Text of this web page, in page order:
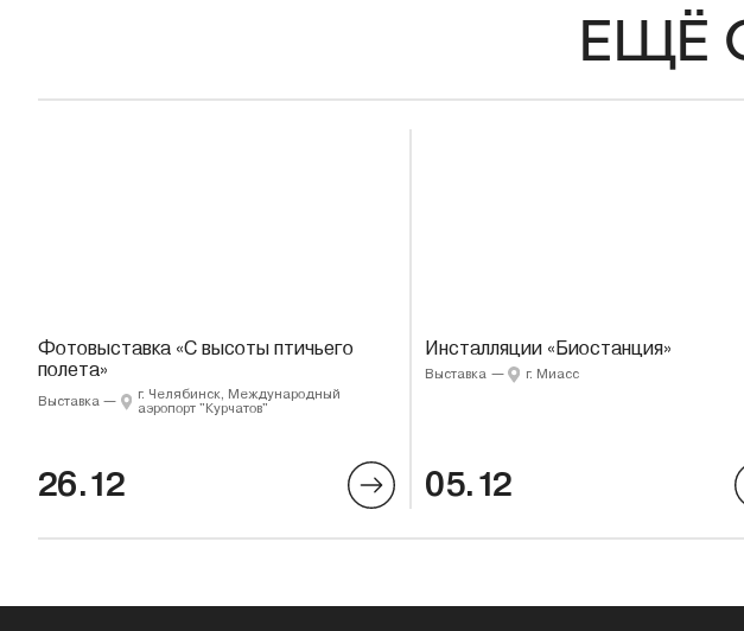
ЕЩЁ
Фотовыставка «С высоты птичьего
полета»
Выставка —
г. Челябинск, Международный
аэропорт "Курчатов"
26.12
Инсталляции «Биостанция»
Выставка — г. Миасс
05.12